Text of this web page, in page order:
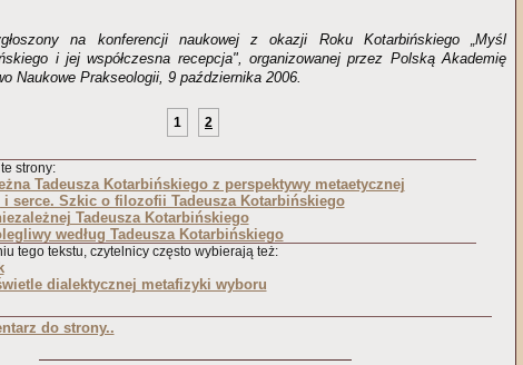
na konferencji naukowej z okazji Roku Kotarbińskiego „Myśl
i jej współczesna recepcja", organizowanej przez Polską Akademię
Naukowe Prakseologii, 9 października 2006.
1 2
strony:
Tadeusza Kotarbińskiego z perspektywy metaetycznej
i serce. Szkic o filozofii Tadeusza Kotarbińskiego
Tadeusza Kotarbińskiego
według Tadeusza Kotarbińskiego
tego tekstu, czytelnicy często wybierają też:
dialektycznej metafizyki wyboru
do strony..